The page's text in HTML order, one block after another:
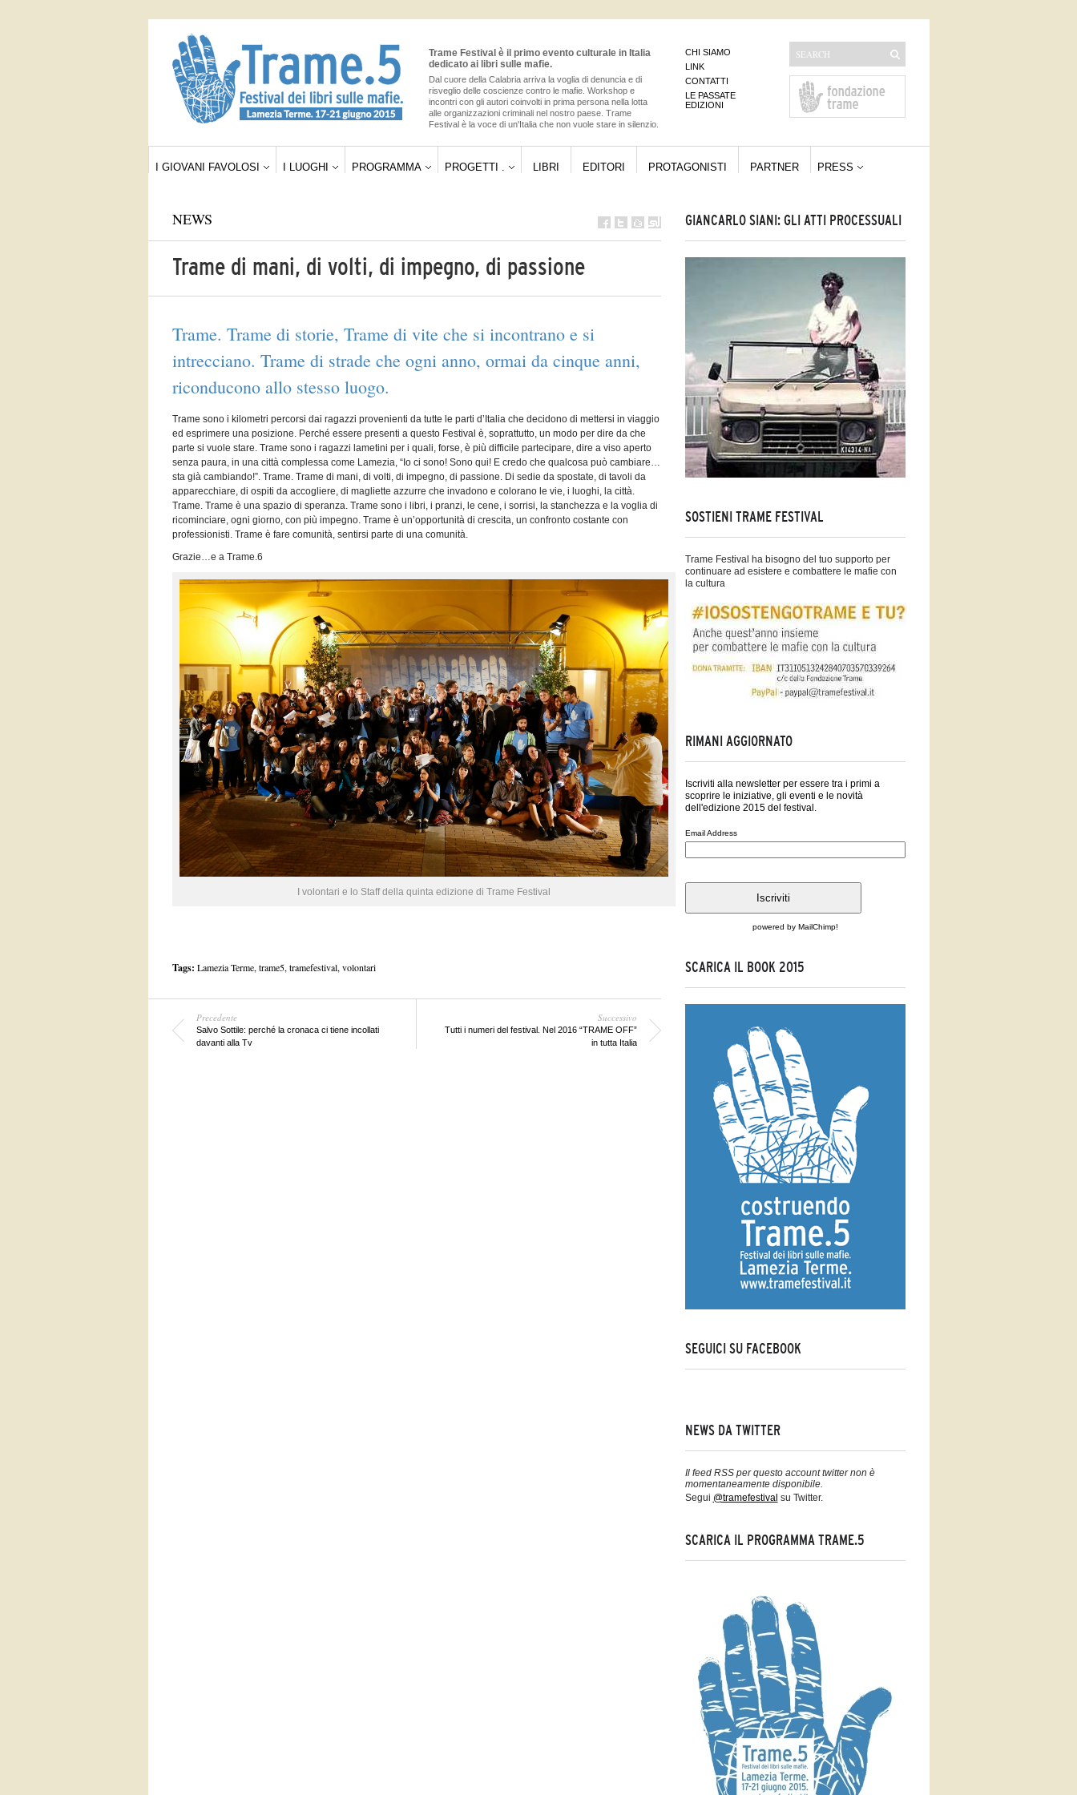
Trame Festival è il primo evento culturale in Italia
dedicato ai libri sulle mafie.
Dal cuore della Calabria arriva la voglia di denuncia e di
risveglio delle coscienze contro le mafie. Workshop e
incontri con gli autori coinvolti in prima persona nella lotta
alle organizzazioni criminali nel nostro paese. Trame
Festival è la voce di un'Italia che non vuole stare in silenzio.
CHI SIAMO
LINK
CONTATTI
LE PASSATE
EDIZIONI
I GIOVANI FAVOLOSI I LUOGHI PROGRAMMA PROGETTI . LIBRI EDITORI PROTAGONISTI PARTNER PRESS
NEWS
Trame di mani, di volti, di impegno, di passione
Trame. Trame di storie, Trame di vite che si incontrano e si
intrecciano. Trame di strade che ogni anno, ormai da cinque anni,
riconducono allo stesso luogo.
Trame sono i kilometri percorsi dai ragazzi provenienti da tutte le parti d’Italia che decidono di mettersi in viaggio
ed esprimere una posizione. Perché essere presenti a questo Festival è, soprattutto, un modo per dire da che
parte si vuole stare. Trame sono i ragazzi lametini per i quali, forse, è più difficile partecipare, dire a viso aperto
senza paura, in una città complessa come Lamezia, “Io ci sono! Sono qui! E credo che qualcosa può cambiare…
sta già cambiando!”. Trame. Trame di mani, di volti, di impegno, di passione. Di sedie da spostate, di tavoli da
apparecchiare, di ospiti da accogliere, di magliette azzurre che invadono e colorano le vie, i luoghi, la città.
Trame. Trame è una spazio di speranza. Trame sono i libri, i pranzi, le cene, i sorrisi, la stanchezza e la voglia di
ricominciare, ogni giorno, con più impegno. Trame è un’opportunità di crescita, un confronto costante con
professionisti. Trame è fare comunità, sentirsi parte di una comunità.
Grazie…e a Trame.6
I volontari e lo Staff della quinta edizione di Trame Festival
Tags: Lamezia Terme, trame5, tramefestival, volontari
Precedente
Salvo Sottile: perché la cronaca ci tiene incollati
davanti alla Tv
Successivo
Tutti i numeri del festival. Nel 2016 “TRAME OFF”
in tutta Italia
GIANCARLO SIANI: GLI ATTI PROCESSUALI
SOSTIENI TRAME FESTIVAL
Trame Festival ha bisogno del tuo supporto per
continuare ad esistere e combattere le mafie con
la cultura
RIMANI AGGIORNATO
Iscriviti alla newsletter per essere tra i primi a
scoprire le iniziative, gli eventi e le novità
dell'edizione 2015 del festival.
Email Address
powered by MailChimp!
SCARICA IL BOOK 2015
SEGUICI SU FACEBOOK
NEWS DA TWITTER
Il feed RSS per questo account twitter non è
momentaneamente disponibile.
Segui @tramefestival su Twitter.
SCARICA IL PROGRAMMA TRAME.5